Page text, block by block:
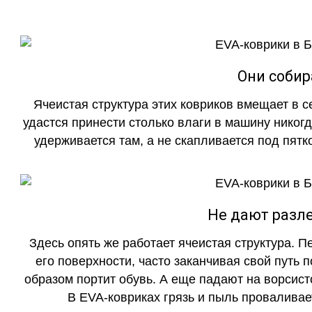
Они
Ячеистая структура этих ковриков вмещает в
удастся принести столько влаги в машину
удерживается там, а не скапливается под
Не дают
Здесь опять же работает ячеистая структура.
его поверхности, часто заканчивая свой
образом портит обувь. А еще падают на
В EVA-ковриках грязь и пыль